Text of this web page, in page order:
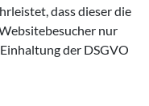
dass dieser die
nur
der DSGVO